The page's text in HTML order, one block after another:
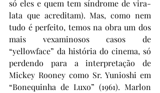
só eles e quem tem síndrome de vira-
lata que acreditam). Mas, como nem
tudo é perfeito, temos na obra um dos
mais vexaminosos casos de
“yellowface” da história do cinema, só
perdendo para a interpretação de
Mickey Rooney como Sr. Yunioshi em
“Bonequinha de Luxo” (1961). Marlon